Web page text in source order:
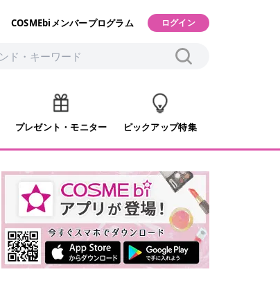
COSMEbiメンバープログラム ログイン
プレゼント・モニター ピックアップ特集